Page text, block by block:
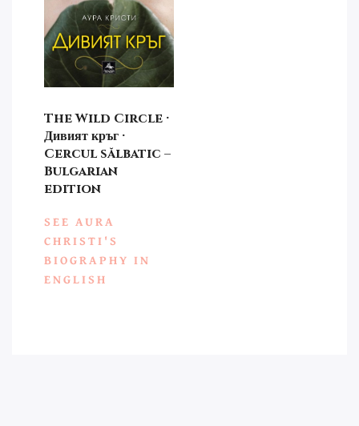
The Wild Circle ·
Дивият кръг ·
Cercul sălbatic –
Bulgarian
edition
SEE AURA
CHRISTI'S
BIOGRAPHY IN
ENGLISH